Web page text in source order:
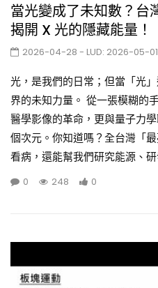
當光變成了未知數？台
揭開 X 光的隱藏能量！
2026-04-28 - LUD: 2026-05-01
光，是我們的日常；但當「光
界的未知力量。 從一張模糊的
醫學影像的革命，更與量子力
個次元。你知道嗎？全台灣「
看病，還能幫我們研究能源、
0 248 0